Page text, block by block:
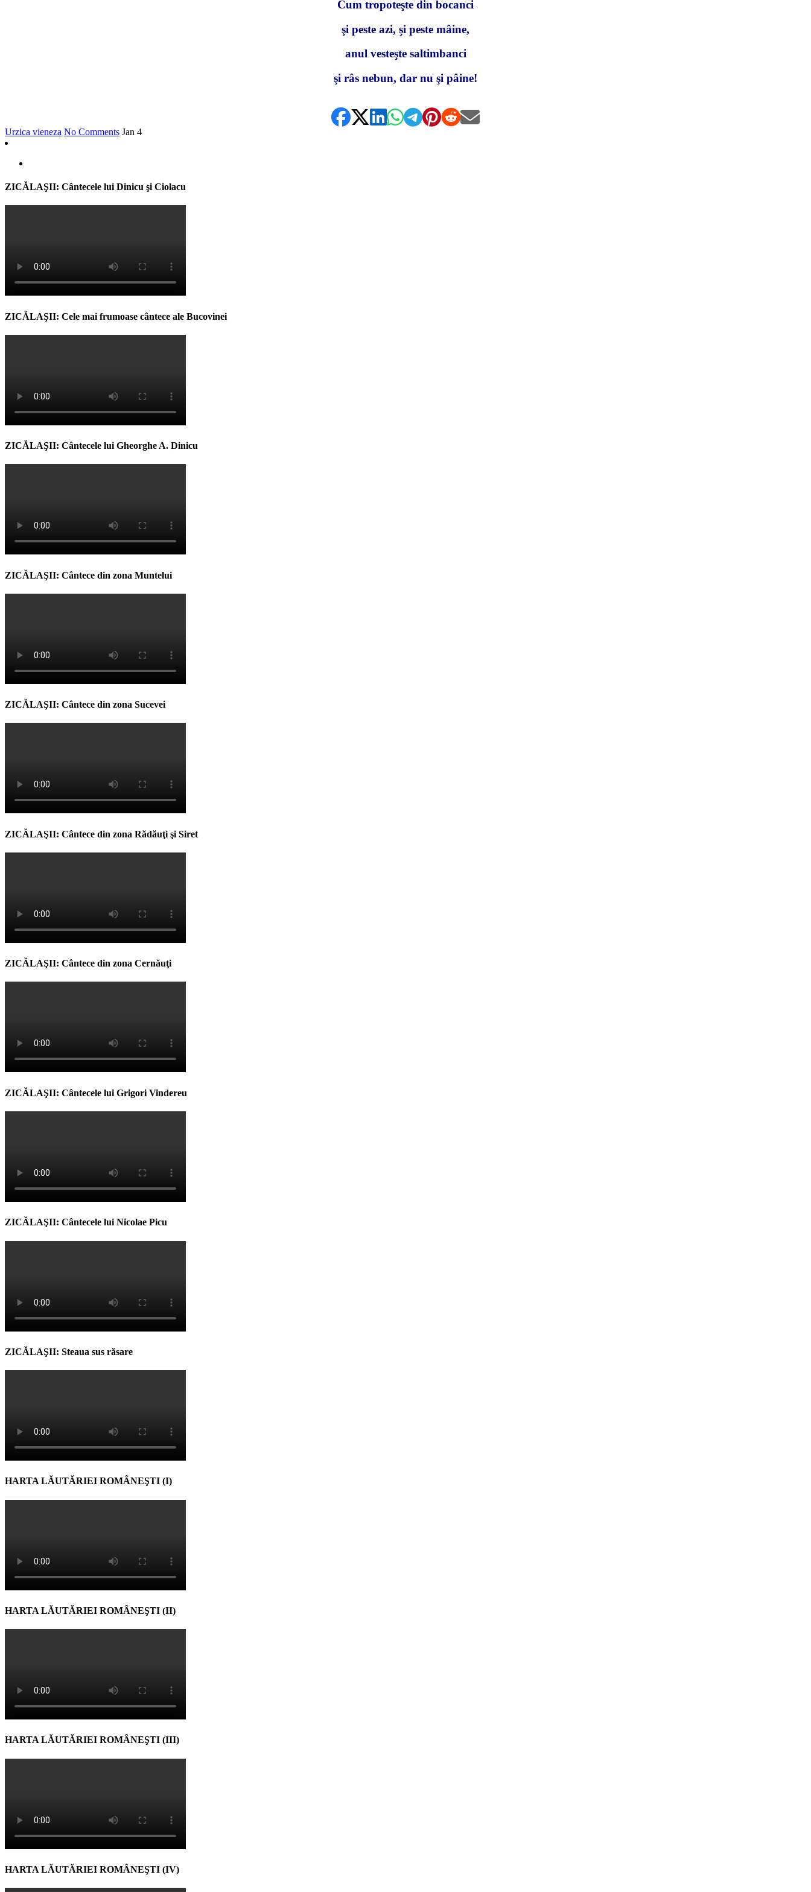
Cum tropoteşte din bocanci
şi peste azi, şi peste mâine,
anul vesteşte saltimbanci
şi râs nebun, dar nu şi pâine!
Urzica vieneza No Comments Jan 4
ZICĂLAŞII: Cântecele lui Dinicu şi Ciolacu
ZICĂLAŞII: Cele mai frumoase cântece ale Bucovinei
ZICĂLAŞII: Cântecele lui Gheorghe A. Dinicu
ZICĂLAŞII: Cântece din zona Muntelui
ZICĂLAŞII: Cântece din zona Sucevei
ZICĂLAŞII: Cântece din zona Rădăuţi şi Siret
ZICĂLAŞII: Cântece din zona Cernăuţi
ZICĂLAŞII: Cântecele lui Grigori Vindereu
ZICĂLAŞII: Cântecele lui Nicolae Picu
ZICĂLAŞII: Steaua sus răsare
HARTA LĂUTĂRIEI ROMÂNEŞTI (I)
HARTA LĂUTĂRIEI ROMÂNEŞTI (II)
HARTA LĂUTĂRIEI ROMÂNEŞTI (III)
HARTA LĂUTĂRIEI ROMÂNEŞTI (IV)